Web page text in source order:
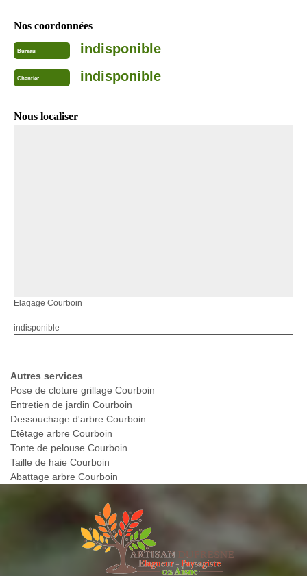
Nos coordonnées
Bureau indisponible
Chantier indisponible
Nous localiser
Elagage Courboin
indisponible
Autres services
Pose de cloture grillage Courboin
Entretien de jardin Courboin
Dessouchage d'arbre Courboin
Etêtage arbre Courboin
Tonte de pelouse Courboin
Taille de haie Courboin
Abattage arbre Courboin